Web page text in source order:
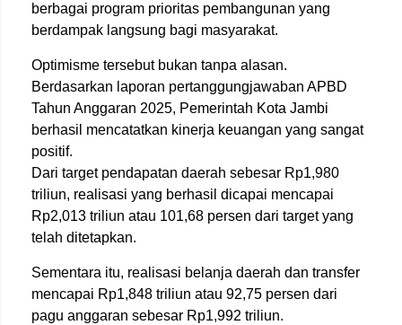
berbagai program prioritas pembangunan yang
berdampak langsung bagi masyarakat.
Optimisme tersebut bukan tanpa alasan.
Berdasarkan laporan pertanggungjawaban APBD
Tahun Anggaran 2025, Pemerintah Kota Jambi
berhasil mencatatkan kinerja keuangan yang sangat
positif.
Dari target pendapatan daerah sebesar Rp1,980
triliun, realisasi yang berhasil dicapai mencapai
Rp2,013 triliun atau 101,68 persen dari target yang
telah ditetapkan.
Sementara itu, realisasi belanja daerah dan transfer
mencapai Rp1,848 triliun atau 92,75 persen dari
pagu anggaran sebesar Rp1,992 triliun.